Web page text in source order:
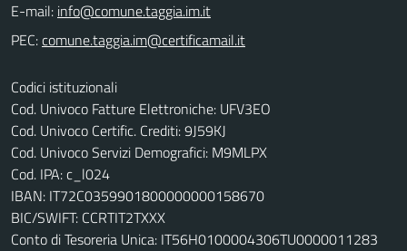
E-mail:
PEC:
Codici istituzionali
Cod. Univoco Fatture Elettroniche: UFV3EO
Cod. Univoco Certific. Crediti: 9J59KJ
Cod. Univoco Servizi Demografici: M9MLPX
Cod. IPA: c_l024
IBAN: IT72C0359901800000000158670
BIC/SWIFT: CCRTIT2TXXX
Conto di Tesoreria Unica: IT56H0100004306TU0000011283